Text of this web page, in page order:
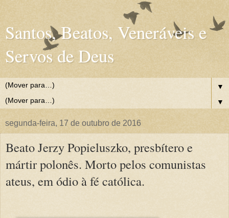
Santos, Beatos, Veneráveis e
Servos de Deus
▼
▼
segunda-feira, 17 de outubro de 2016
Beato Jerzy Popieluszko, presbítero e
mártir polonês. Morto pelos comunistas
ateus, em ódio à fé católica.